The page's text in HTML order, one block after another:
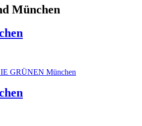
München